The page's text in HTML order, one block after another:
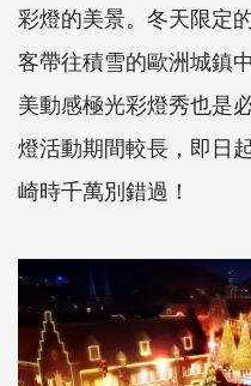
彩燈的美景。冬天限定
客帶往積雪的歐洲城鎮
美動感極光彩燈秀也是
燈活動期間較長，即日
崎時千萬別錯過！